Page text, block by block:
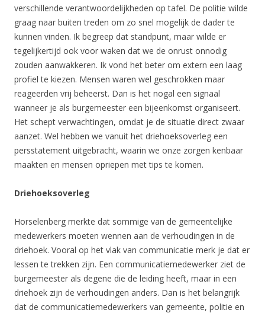
verschillende verantwoordelijkheden op tafel. De politie wilde
graag naar buiten treden om zo snel mogelijk de dader te
kunnen vinden. Ik begreep dat standpunt, maar wilde er
tegelijkertijd ook voor waken dat we de onrust onnodig
zouden aanwakkeren. Ik vond het beter om extern een laag
profiel te kiezen. Mensen waren wel geschrokken maar
reageerden vrij beheerst. Dan is het nogal een signaal
wanneer je als burgemeester een bijeenkomst organiseert.
Het schept verwachtingen, omdat je de situatie direct zwaar
aanzet. Wel hebben we vanuit het driehoeksoverleg een
persstatement uitgebracht, waarin we onze zorgen kenbaar
maakten en mensen opriepen met tips te komen.
Driehoeksoverleg
Horselenberg merkte dat sommige van de gemeentelijke
medewerkers moeten wennen aan de verhoudingen in de
driehoek. Vooral op het vlak van communicatie merk je dat er
lessen te trekken zijn. Een communicatiemedewerker ziet de
burgemeester als degene die de leiding heeft, maar in een
driehoek zijn de verhoudingen anders. Dan is het belangrijk
dat de communicatiemedewerkers van gemeente, politie en